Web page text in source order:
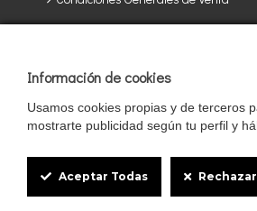
Jaulas y accesorios para sus pájaros:
Rioja, Cuenca, Girona, Granada,
Pajareras.es pertenece al grupo
Cookie
Box
Información de cookies
Usamos cookies propias y de terceros
mostrarte publicidad según tu perfil y
Aceptar Todas Rechazar